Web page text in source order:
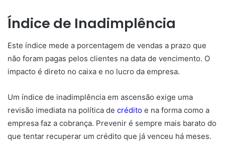
Índice de Inadimplência
Este índice mede a porcentagem de vendas a prazo que
não foram pagas pelos clientes na data de vencimento. O
impacto é direto no caixa e no lucro da empresa.
Um índice de inadimplência em ascensão exige uma
revisão imediata na política de crédito e na forma como a
empresa faz a cobrança. Prevenir é sempre mais barato do
que tentar recuperar um crédito que já venceu há meses.